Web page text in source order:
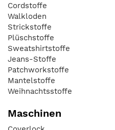
Cordstoffe
Walkloden
Strickstoffe
Plüschstoffe
Sweatshirtstoffe
Jeans-Stoffe
Patchworkstoffe
Mantelstoffe
Weihnachtsstoffe
Maschinen